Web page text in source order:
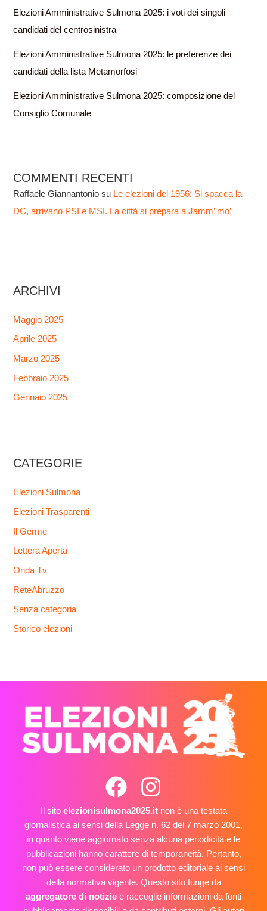
Elezioni Amministrative Sulmona 2025: i voti dei singoli
candidati del centrosinistra
Elezioni Amministrative Sulmona 2025: le preferenze dei
candidati della lista Metamorfosi
Elezioni Amministrative Sulmona 2025: composizione del
Consiglio Comunale
COMMENTI RECENTI
Raffaele Giannantonio su Le elezioni del 1956: Si spacca la
DC, arrivano PSI e MSI. La città si prepara a Jamm’ mo’
ARCHIVI
Maggio 2025
Aprile 2025
Marzo 2025
Febbraio 2025
Gennaio 2025
CATEGORIE
Elezioni Sulmona
Elezioni Trasparenti
Il Germe
Lettera Aperta
Onda Tv
ReteAbruzzo
Senza categoria
Storico elezioni
Il sito elezionisulmona2025.itnon è una testata
giornalistica ai sensi della Legge n. 62 del 7 marzo 2001,
in quanto viene aggiornato senza alcuna periodicità e le
pubblicazioni hanno carattere di temporaneità. Pertanto,
non può essere considerato un prodotto editoriale ai sensi
della normativa vigente. Questo sito funge da
aggregatore di notizie e raccoglie informazioni da fonti